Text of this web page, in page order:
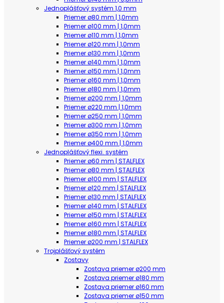
Jednoplášťový systém 1,0 mm
Priemer ø80 mm | 1,0mm
Priemer ø100 mm | 1,0mm
Priemer ø110 mm | 1,0mm
Priemer ø120 mm | 1,0mm
Priemer ø130 mm | 1,0mm
Priemer ø140 mm | 1,0mm
Priemer ø150 mm | 1,0mm
Priemer ø160 mm | 1,0mm
Priemer ø180 mm | 1,0mm
Priemer ø200 mm | 1,0mm
Priemer ø220 mm | 1,0mm
Priemer ø250 mm | 1,0mm
Priemer ø300 mm | 1,0mm
Priemer ø350 mm | 1,0mm
Priemer ø400 mm | 1,0mm
Jednoplášťový flexi. systém
Priemer ø60 mm | STALFLEX
Priemer ø80 mm | STALFLEX
Priemer ø100 mm | STALFLEX
Priemer ø120 mm | STALFLEX
Priemer ø130 mm | STALFLEX
Priemer ø140 mm | STALFLEX
Priemer ø150 mm | STALFLEX
Priemer ø160 mm | STALFLEX
Priemer ø180 mm | STALFLEX
Priemer ø200 mm | STALFLEX
Trojplášťový systém
Zostavy
Zostava priemer ø200 mm
Zostava priemer ø180 mm
Zostava priemer ø160 mm
Zostava priemer ø150 mm